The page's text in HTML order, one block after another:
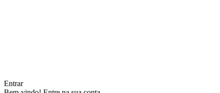
Entrar